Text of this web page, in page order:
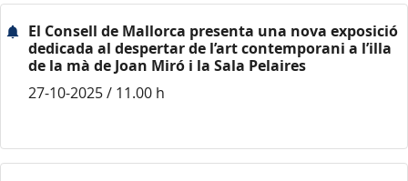
El Consell de Mallorca presenta una nova exposició
dedicada al despertar de l’art contemporani a l’illa
de la mà de Joan Miró i la Sala Pelaires
27-10-2025 / 11.00 h